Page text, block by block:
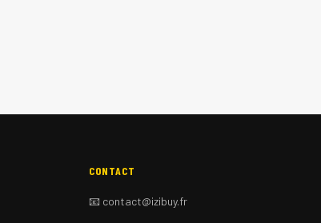
CONTACT
📧 contact@izibuy.fr